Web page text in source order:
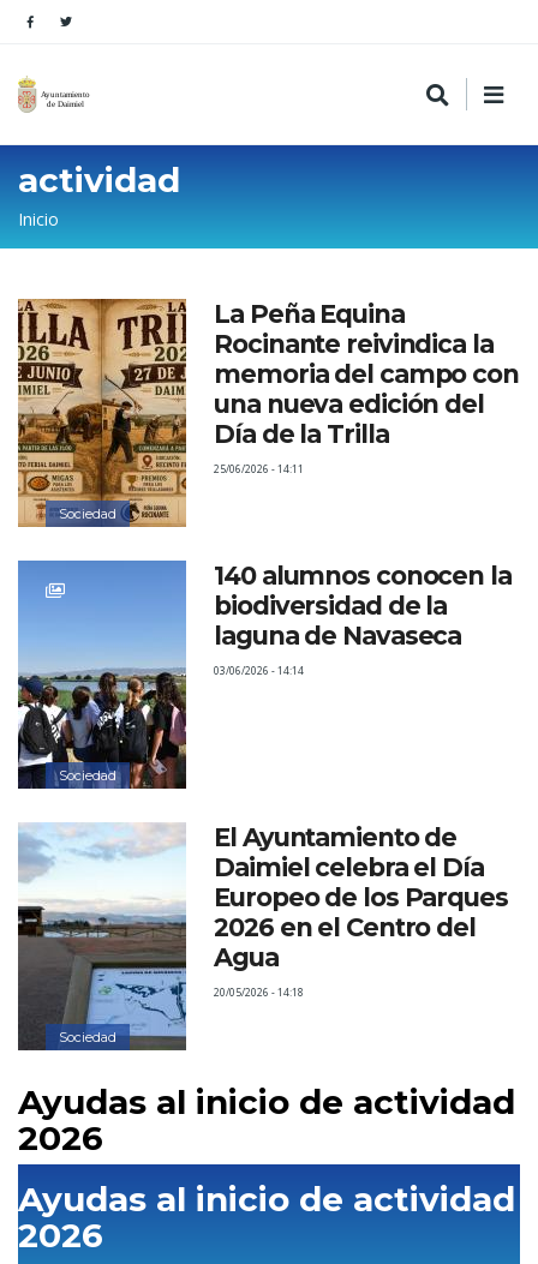
actividad
Sobrescribir
enlaces
de
ayuda
a
la
navegación
Inicio
Sociedad
La Peña Equina
Rocinante reivindica la
memoria del campo con
una nueva edición del
Día de la Trilla
25/06/2026 - 14:11
Sociedad
140 alumnos conocen la
biodiversidad de la
laguna de Navaseca
03/06/2026 - 14:14
Sociedad
El Ayuntamiento de
Daimiel celebra el Día
Europeo de los Parques
2026 en el Centro del
Agua
20/05/2026 - 14:18
Ayudas al inicio de actividad
2026
Ayudas al inicio de actividad
2026